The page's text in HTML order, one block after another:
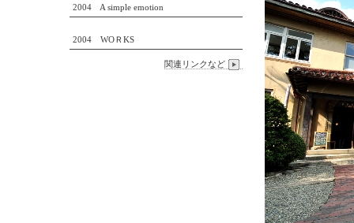
2004 A simple emotion
2004 WOＲKS
関連リンクなど